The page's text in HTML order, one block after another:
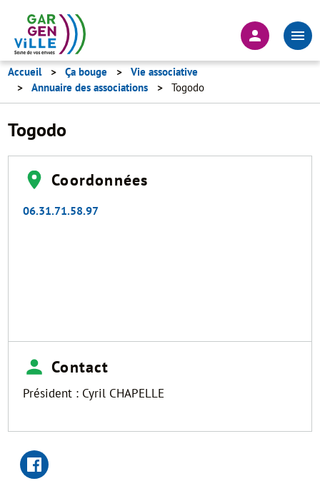
principal
En-
tête
Accueil Ça bouge
Vie associative
Annuaire des associations
Togodo
Togodo
Coordonnées
06.31.71.58.97
Contact
Président : Cyril CHAPELLE